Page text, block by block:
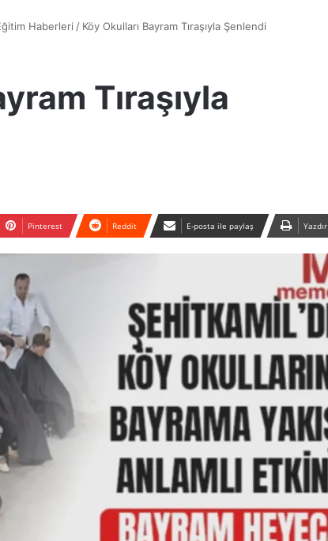
Haberleri / Köy Okulları Bayram Tıraşıyla Şenlendi
Tıraşıyla
Pinterest Reddit E-posta ile paylaş Yazdır